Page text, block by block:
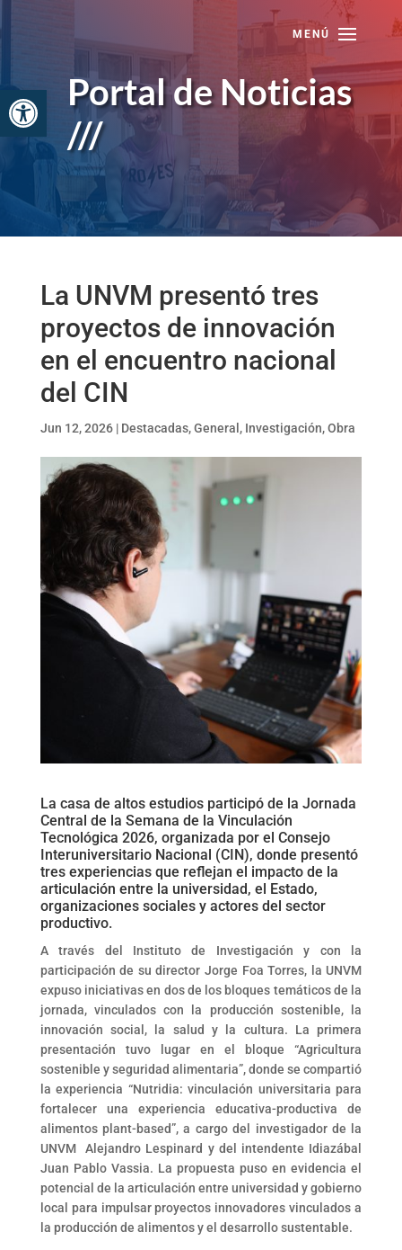
Abrir barra de herramientas
Portal de Noticias
///
La UNVM presentó tres
proyectos de innovación
en el encuentro nacional
del CIN
Jun 12, 2026| Destacadas,General , Investigación,Obra
La casa de altos estudios participó de la Jornada
Central de la Semana de la Vinculación
Tecnológica 2026, organizada por el Consejo
Interuniversitario Nacional (CIN), donde presentó
tres experiencias que reflejan el impacto de la
articulación entre la universidad, el Estado,
organizaciones sociales y actores del sector
productivo.
A través del Instituto de Investigación y con la
participación de su director Jorge Foa Torres, la UNVM
expuso iniciativas en dos de los bloques temáticos de la
jornada, vinculados con la producción sostenible, la
innovación social, la salud y la cultura. La primera
presentación tuvo lugar en el bloque “Agricultura
sostenible y seguridad alimentaria”, donde se compartió
la experiencia “Nutridia: vinculación universitaria para
fortalecer una experiencia educativa-productiva de
alimentos plant-based”, a cargo del investigador de la
UNVM Alejandro Lespinard y del intendente Idiazábal
Juan Pablo Vassia. La propuesta puso en evidencia el
potencial de la articulación entre universidad y gobierno
local para impulsar proyectos innovadores vinculados a
la producción de alimentos y el desarrollo sustentable.